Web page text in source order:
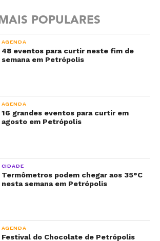
MAIS POPULARES
AGENDA
48 eventos para curtir neste fim de
semana em Petrópolis
AGENDA
16 grandes eventos para curtir em
agosto em Petrópolis
CIDADE
Termômetros podem chegar aos 35°C
nesta semana em Petrópolis
AGENDA
Festival do Chocolate de Petrópolis